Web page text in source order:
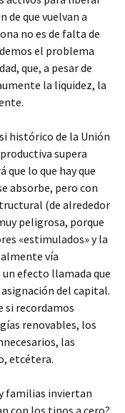
de que vuelvan a
no es de falta de
el problema
que, a pesar de
la liquidez, la
histórico de la Unión
supera
que lo que hay que
absorbe, pero con
(de alrededor
peligrosa, porque
«estimulados» y la
vía
efecto llamada que
del capital.
recordamos
renovables, los
las
etcétera.
familias inviertan
con los tipos a cero?